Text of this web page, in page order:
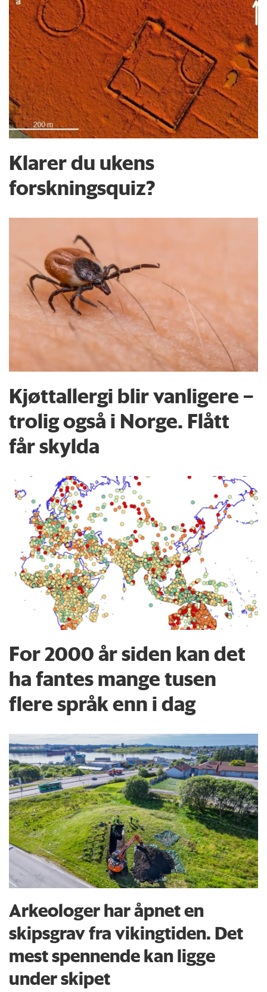
Klarer du ukens
forskningsquiz?
Kjøttallergi blir vanligere –
trolig også i Norge. Flått
får skylda
For 2000 år siden kan det
ha fantes mange tusen
flere språk enn i dag
Arkeologer har åpnet en
skipsgrav fra vikingtiden. Det
mest spennende kan ligge
under skipet